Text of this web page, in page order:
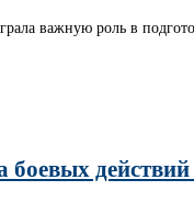
важную роль в